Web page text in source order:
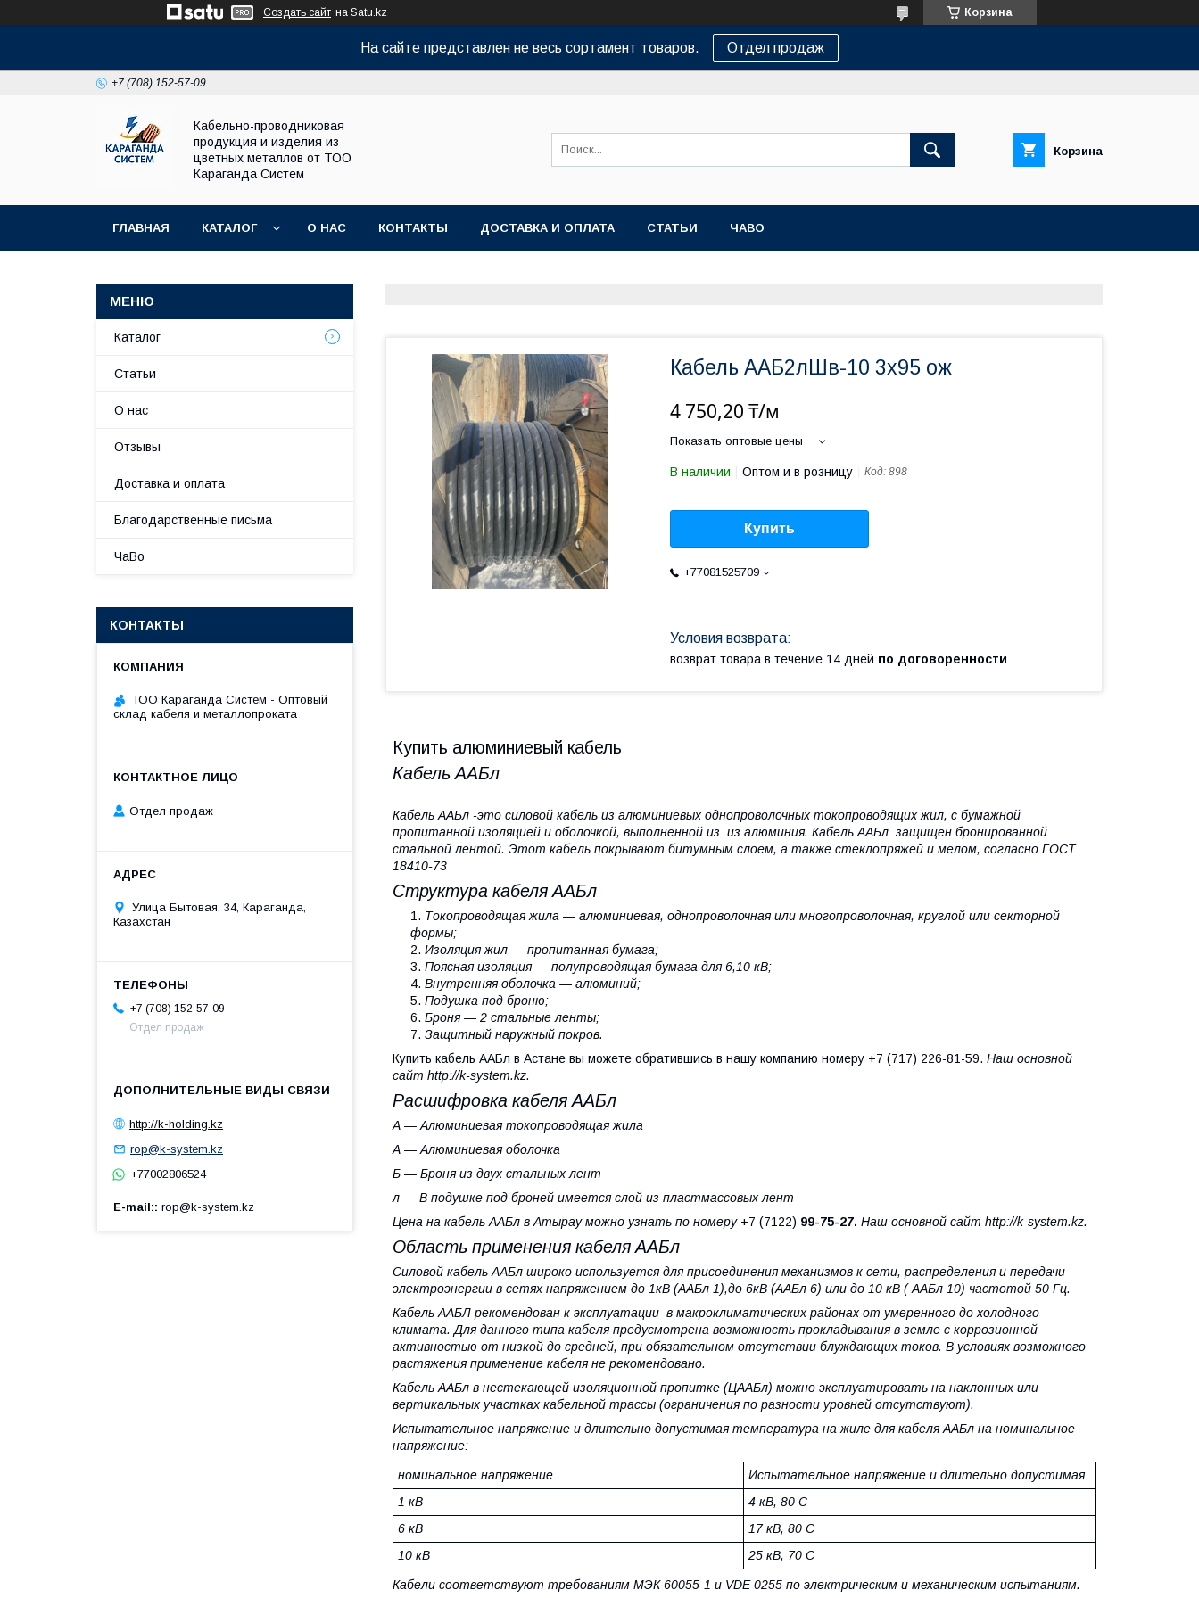
Создать сайт на Satu.kz Корзина
На сайте представлен не весь сортамент товаров. Отдел продаж
+7 (708) 152-57-09
Кабельно-проводниковая
продукция и изделия из
цветных металлов от ТОО
Караганда Систем
Корзина
ГЛАВНАЯ КАТАЛОГ О НАС КОНТАКТЫ ДОСТАВКА И ОПЛАТА СТАТЬИ ЧАВО
Кабель ААБ2лШв-10 3х95 ож
4 750,20 ₸/м
Показать оптовые цены
В наличии Оптом и в розницу Код: 898
Купить
+77081525709
возврат товара в течение 14 дней по договоренности
Купить алюминиевый кабель
Кабель ААБл
Кабель ААБл -это силовой кабель из алюминиевых однопроволочных токопроводящих жил, с бумажной
пропитанной изоляцией и оболочкой, выполненной из из алюминия. Кабель ААБл защищен бронированной
стальной лентой. Этот кабель покрывают битумным слоем, а также стеклопряжей и мелом, согласно ГОСТ
18410-73
Структура кабеля ААБл
Токопроводящая жила — алюминиевая, однопроволочная или многопроволочная, круглой или секторной
формы;
Изоляция жил — пропитанная бумага;
Поясная изоляция — полупроводящая бумага для 6,10 кВ;
Внутренняя оболочка — алюминий;
Подушка под броню;
Броня — 2 стальные ленты;
Защитный наружный покров.
Купить кабель ААБл в Астане вы можете обратившись в нашу компанию номеру +7 (717) 226-81-59. Наш основной
сайт http://k-system.kz.
Расшифровка кабеля ААБл
А — Алюминиевая токопроводящая жила
А — Алюминиевая оболочка
Б — Броня из двух стальных лент
л — В подушке под броней имеется слой из пластмассовых лент
Цена на кабель ААБл в Атырау можно узнать по номеру +7 (7122) 99-75-27. Наш основной сайт http://k-system.kz.
Область применения кабеля ААБл
Силовой кабель ААБл широко используется для присоединения механизмов к сети, распределения и передачи
электроэнергии в сетях напряжением до 1кВ (ААБл 1),до 6кВ (ААБл 6) или до 10 кВ ( ААБл 10) частотой 50 Гц.
Кабель ААБЛ рекомендован к эксплуатации в макроклиматических районах от умеренного до холодного
климата. Для данного типа кабеля предусмотрена возможность прокладывания в земле с коррозионной
активностью от низкой до средней, при обязательном отсутствии блуждающих токов. В условиях возможного
растяжения применение кабеля не рекомендовано.
Кабель ААБл в нестекающей изоляционной пропитке (ЦААБл) можно эксплуатировать на наклонных или
вертикальных участках кабельной трассы (ограничения по разности уровней отсутствуют).
Испытательное напряжение и длительно допустимая температура на жиле для кабеля ААБл на номинальное
напряжение:
номинальное напряжение
Испытательное напряжение и длительно допустимая
1 кВ
4 кВ, 80 С
6 кВ
17 кВ, 80 С
10 кВ
25 кВ, 70 С
Кабели соответствуют требованиям МЭК 60055-1 и VDE 0255 по электрическим и механическим испытаниям.
Каталог
Статьи
О нас
Отзывы
Доставка и оплата
Благодарственные письма
ЧаВо
КОНТАКТЫ
ТОО Караганда Систем - Оптовый
склад кабеля и металлопроката
Отдел продаж
Улица Бытовая, 34, Караганда,
Казахстан
+7 (708) 152-57-09
Отдел продаж
http://k-holding.kz
rop@k-system.kz
+77002806524
E-mail: rop@k-system.kz